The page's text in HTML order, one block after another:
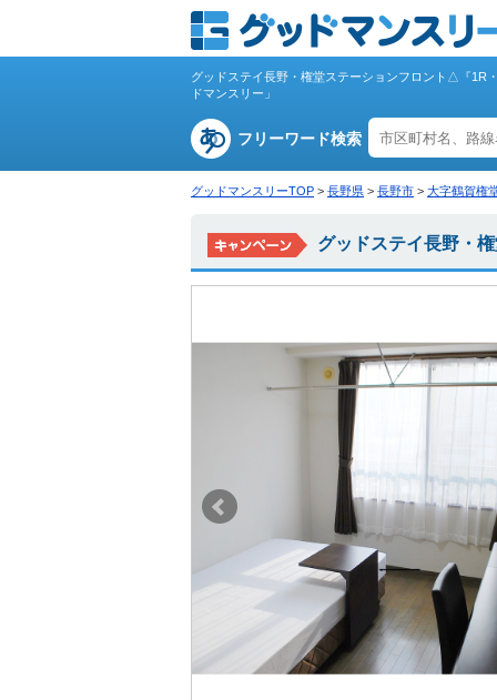
グッドステイ長野・権堂ステーションフロント△『1R
ドマンスリー」
フリーワード検索
グッドマンスリーTOP > 長野県 > 長野市 > 大字鶴賀権
グッドステイ長野・